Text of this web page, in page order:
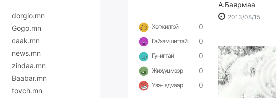
dorgio.mn
Gogo.mn
caak.mn
news.mn
zindaa.mn
Baabar.mn
tovch.mn
Хөгжилтэй 0
Гайхамшигтай 0
Гунигтай 0
Жихүүцмээр 0
Үзэн ядмаар 0
А.Баярмаа
2013/08/15